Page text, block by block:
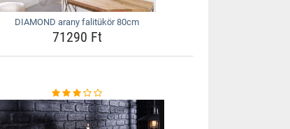
DIAMOND arany falitükör 80cm
71290 Ft